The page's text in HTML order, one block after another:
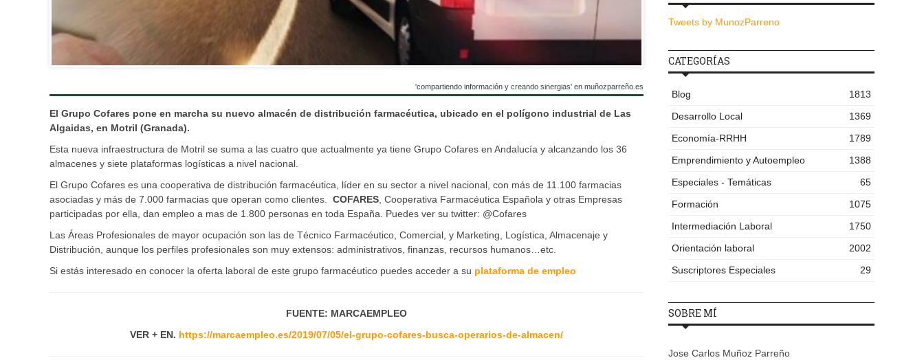
'compartiendo información y creando sinergias' en muñozparreño.es
El Grupo Cofares pone en marcha su nuevo almacén de distribución farmacéutica, ubicado en el polígono industrial de Las
Algaidas, en Motril (Granada).
Esta nueva infraestructura de Motril se suma a las cuatro que actualmente ya tiene Grupo Cofares en Andalucía y alcanzando los 36
almacenes y siete plataformas logísticas a nivel nacional.
El Grupo Cofares es una cooperativa de distribución farmacéutica, líder en su sector a nivel nacional, con más de 11.100 farmacias
asociadas y más de 7.000 farmacias que operan como clientes. COFARES, Cooperativa Farmacéutica Española y otras Empresas
participadas por ella, dan empleo a mas de 1.800 personas en toda España. Puedes ver su twitter: @Cofares
Las Áreas Profesionales de mayor ocupación son las de Técnico Farmacéutico, Comercial, y Marketing, Logística, Almacenaje y
Distribución, aunque los perfiles profesionales son muy extensos: administrativos, finanzas, recursos humanos…etc.
Si estás interesado en conocer la oferta laboral de este grupo farmacéutico puedes acceder a su plataforma de empleo
FUENTE: MARCAEMPLEO
VER + EN. https://marcaempleo.es/2019/07/05/el-grupo-cofares-busca-operarios-de-almacen/
Tweets by MunozParreno
CATEGORÍAS
Blog
1813
Desarrollo Local
1369
Economía-RRHH
1789
Emprendimiento y Autoempleo
1388
Especiales - Temáticas
65
Formación
1075
Intermediación Laboral
1750
Orientación laboral
2002
Suscriptores Especiales
29
SOBRE MÍ
Jose Carlos Muñoz Parreño